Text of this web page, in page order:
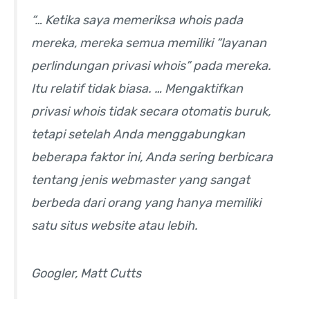
“… Ketika saya memeriksa whois pada
mereka, mereka semua memiliki “layanan
perlindungan privasi whois” pada mereka.
Itu relatif tidak biasa. … Mengaktifkan
privasi whois tidak secara otomatis buruk,
tetapi setelah Anda menggabungkan
beberapa faktor ini, Anda sering berbicara
tentang jenis webmaster yang sangat
berbeda dari orang yang hanya memiliki
satu situs website atau lebih.
Googler, Matt Cutts